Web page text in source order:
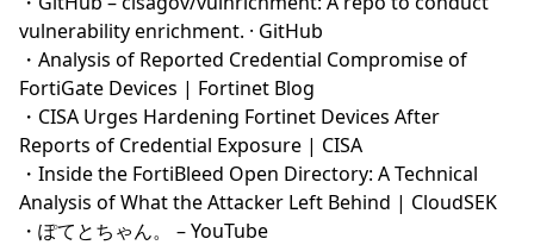
vulnerability enrichment. · GitHub
・ Analysis of Reported Credential Compromise of
FortiGate Devices | Fortinet Blog
・ CISA Urges Hardening Fortinet Devices After
Reports of Credential Exposure | CISA
・ Inside the FortiBleed Open Directory: A Technical
Analysis of What the Attacker Left Behind | CloudSEK
・ ぽてとちゃん。 – YouTube